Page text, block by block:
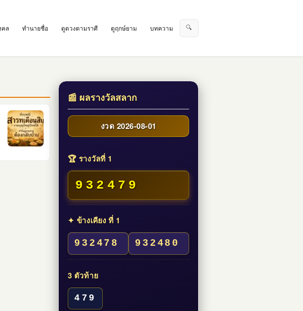
คล ทำนายชื่อ ดูดวงตามราศี ดูฤกษ์ยาม บทความ 🔍
📰 ผลรางวัลสลาก
งวด 2026-08-01
🏆 รางวัลที่ 1
932479
✦ ข้างเคียง ที่ 1
932478 932480
3 ตัวท้าย
479